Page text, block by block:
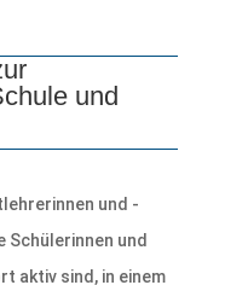
und
und -
Schülerinnen und
aktiv sind, in einem